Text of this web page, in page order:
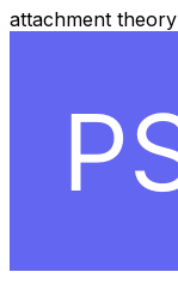
attachment theory